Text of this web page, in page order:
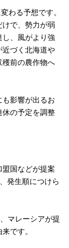
わる予想です。
で、勢力が弱
し、風がより強
近づく北海道や
前の農作物へ
影響が出るお
休の予定を調整
国などが提案
発生順につけら
マレーシアが提
です。